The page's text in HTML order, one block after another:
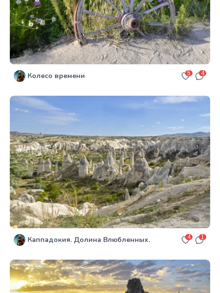
Колесо времени 5 4
Каппадокия. Долина Влюбленных. 4 1